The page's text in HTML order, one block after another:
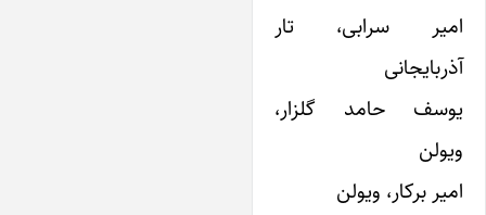
سرابی، تار
حامد گلزار،
برکار، ویولن